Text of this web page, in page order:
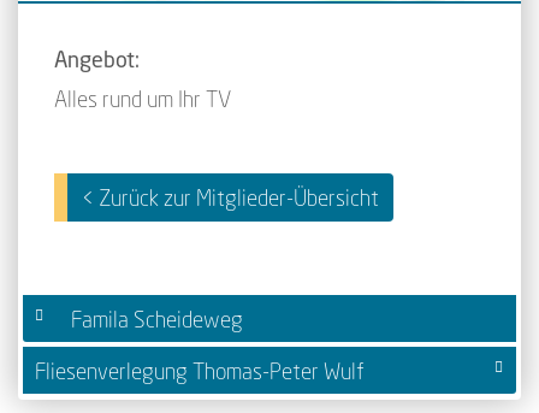
Angebot:
Alles rund um Ihr TV
< Zurück zur Mitglieder-Übersicht
Famila Scheideweg
Fliesenverlegung Thomas-Peter Wulf